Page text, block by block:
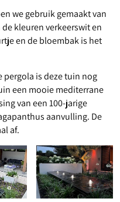
we gebruik gemaakt van
kleuren verkeerswit en
en de bloembak is het
pergola is deze tuin nog
een mooie mediterrane
van een 100-jarige
aanvulling. De
af.